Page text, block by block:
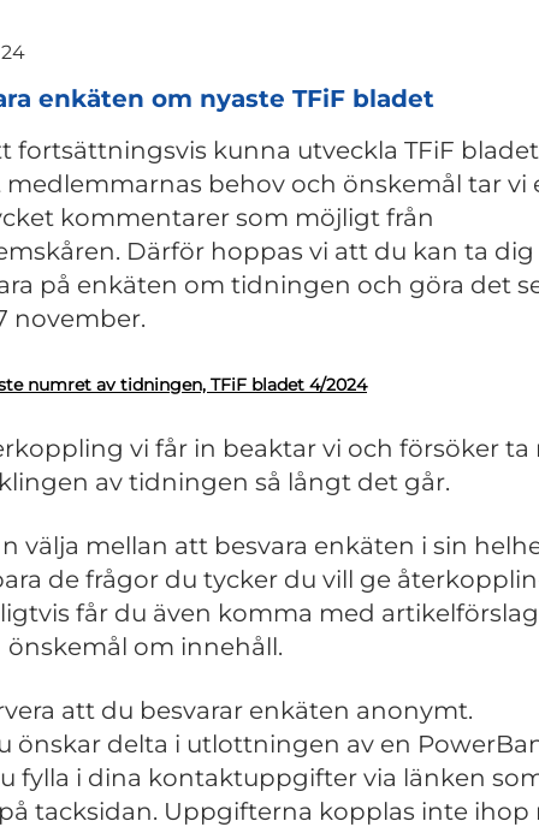
enkäten om nyaste TFiF bladet
fortsättningsvis kunna utveckla TFiF bladet
behov och önskemål tar vi
kommentarer som möjligt från
Därför hoppas vi att du kan ta
på enkäten om tidningen och göra det
november.
numret av tidningen, TFiF bladet 4/2024
vi får in beaktar vi och försöker ta
av tidningen så långt det går.
välja mellan att besvara enkäten i sin
de frågor du tycker du vill ge
får du även komma med
önskemål om innehåll.
att du besvarar enkäten anonymt.
önskar delta i utlottningen av en
fylla i dina kontaktuppgifter via länken
tacksidan. Uppgifterna kopplas inte ihop